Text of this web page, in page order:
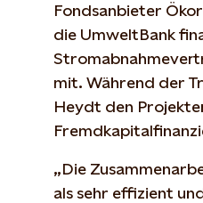
Fondsanbieter
die UmweltBank
mit. Während der
Heydt den
„Die
als sehr effizient